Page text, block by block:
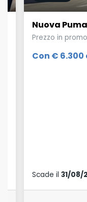
Nuova
Prezzo in
Con € 6.300
Scade il 31/08/